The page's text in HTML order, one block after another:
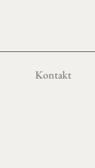
Kontakt